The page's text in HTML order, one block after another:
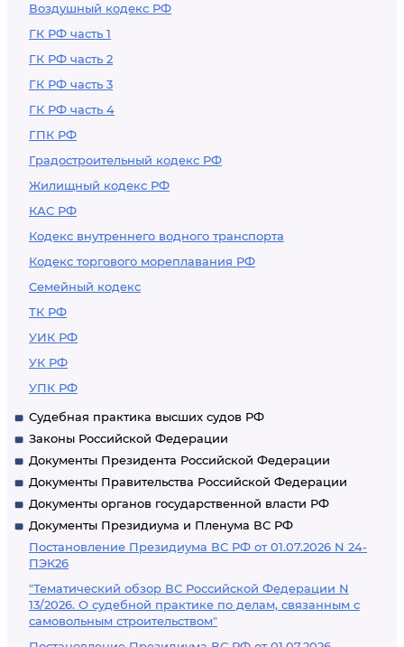
Воздушный кодекс РФ
ГК РФ часть 1
ГК РФ часть 2
ГК РФ часть 3
ГК РФ часть 4
ГПК РФ
Градостроительный кодекс РФ
Жилищный кодекс РФ
КАС РФ
Кодекс внутреннего водного транспорта
Кодекс торгового мореплавания РФ
Семейный кодекс
ТК РФ
УИК РФ
УК РФ
УПК РФ
Судебная практика высших судов РФ
Законы Российской Федерации
Документы Президента Российской Федерации
Документы Правительства Российской Федерации
Документы органов государственной власти РФ
Документы Президиума и Пленума ВС РФ
Постановление Президиума ВС РФ от 01.07.2026 N 24-
ПЭК26
"Тематический обзор ВС Российской Федерации N
13/2026. О судебной практике по делам, связанным с
самовольным строительством"